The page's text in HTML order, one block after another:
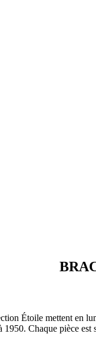
Étoile mettent en
1950. Chaque pièce